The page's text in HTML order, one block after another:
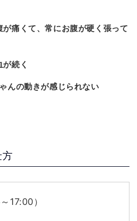
痛くて、常にお腹が硬く張って
続く
んの動きが感じられない
方
17:00）